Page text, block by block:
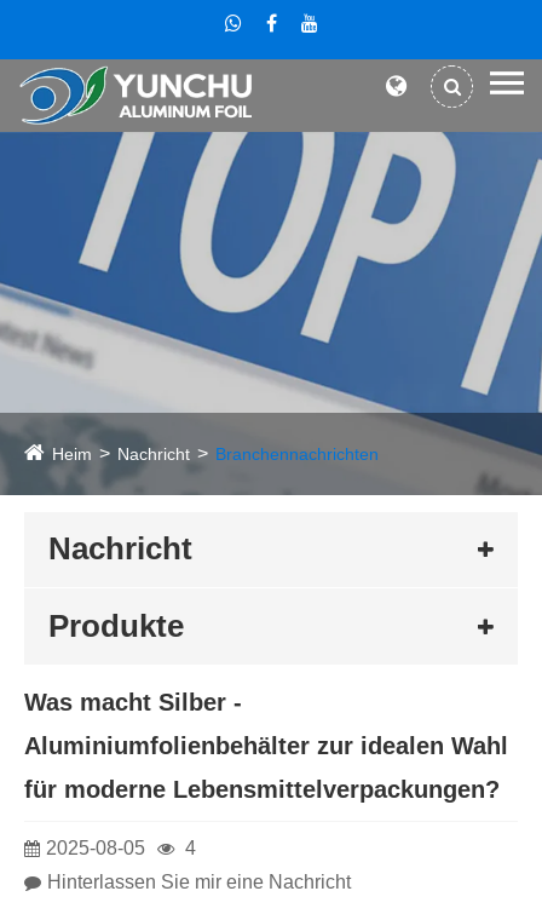
Heim Nachricht Branchennachrichten
Nachricht
Produkte
Was macht Silber -
Aluminiumfolienbehälter zur idealen Wahl
für moderne Lebensmittelverpackungen?
2025-08-05
4
Hinterlassen Sie mir eine Nachricht